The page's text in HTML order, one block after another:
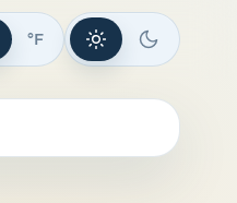
°F Светлая тема
Темная